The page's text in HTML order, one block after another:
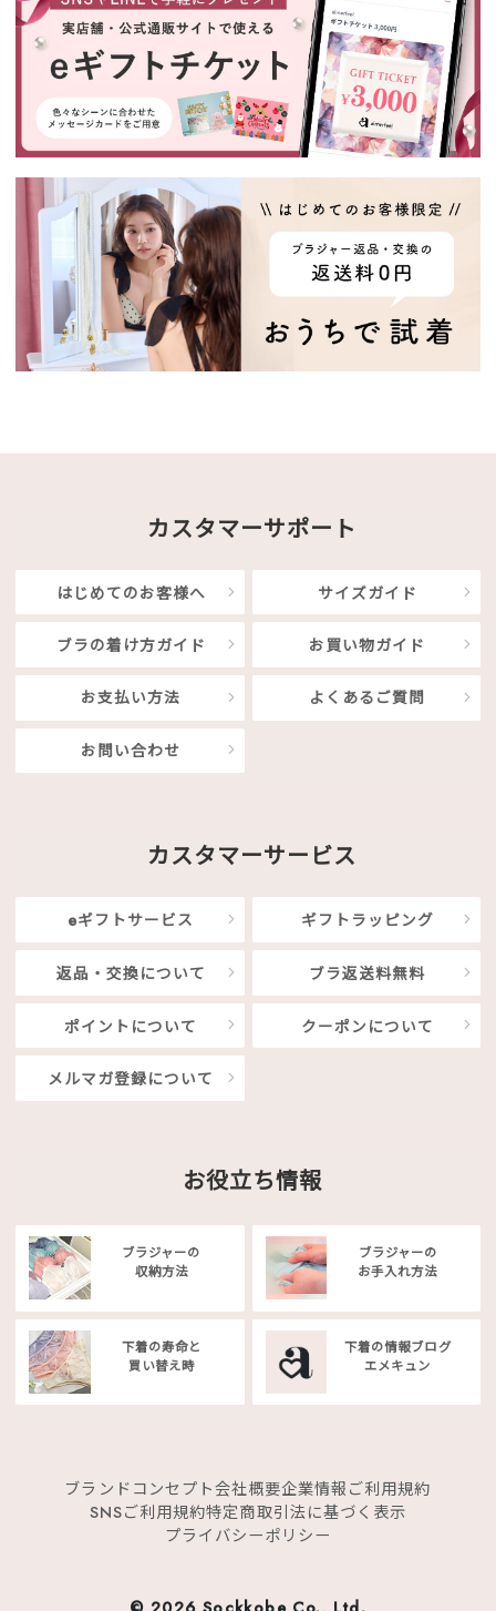
カスタマーサポート
はじめてのお客様へ サイズガイド
ブラの着け方ガイド お買い物ガイド
お支払い方法 よくあるご質問
お問い合わせ
カスタマーサービス
eギフトサービス ギフトラッピング
返品・交換について ブラ返送料無料
ポイントについて クーポンについて
メルマガ登録について
お役立ち情報
ブラジャーの
収納方法
ブラジャーの
お手入れ方法
下着の寿命と
買い替え時
下着の情報ブログ
エメキュン
ブランドコンセプト会社概要企業情報 ご利用規約
SNSご利用規約特定商取引法に基づく表示
プライバシーポリシー